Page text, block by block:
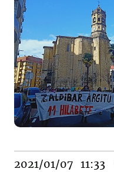
2021/01/07 11:33